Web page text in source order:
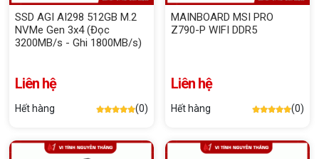
SSD AGI AI298 512GB M.2
NVMe Gen 3x4 (Đọc
3200MB/s - Ghi 1800MB/s)
Liên hệ
Hết hàng (0)
MAINBOARD MSI PRO
Z790-P WIFI DDR5
Liên hệ
Hết hàng (0)